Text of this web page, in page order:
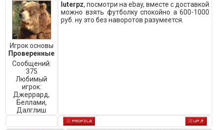
Игрок основы
Проверенные
Сообщений:
375
Любимый
игрок:
Джеррард,
Беллами,
Далглиш
luterpz, посмотри на ebay, вместе с доставкой
можно взять футболку спокойно а 600-1000
руб. ну это без наворотов разумеется.